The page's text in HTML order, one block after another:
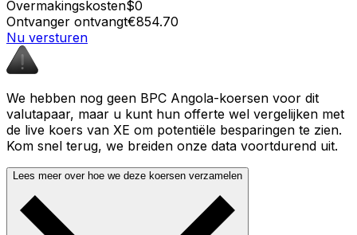
Overmakingskosten$0
Ontvanger ontvangt€854.70
Nu versturen
We hebben nog geen BPC Angola-koersen voor dit
valutapaar, maar u kunt hun offerte wel vergelijken met
de live koers van XE om potentiële besparingen te zien.
Kom snel terug, we breiden onze data voortdurend uit.
Lees meer over hoe we deze koersen verzamelen